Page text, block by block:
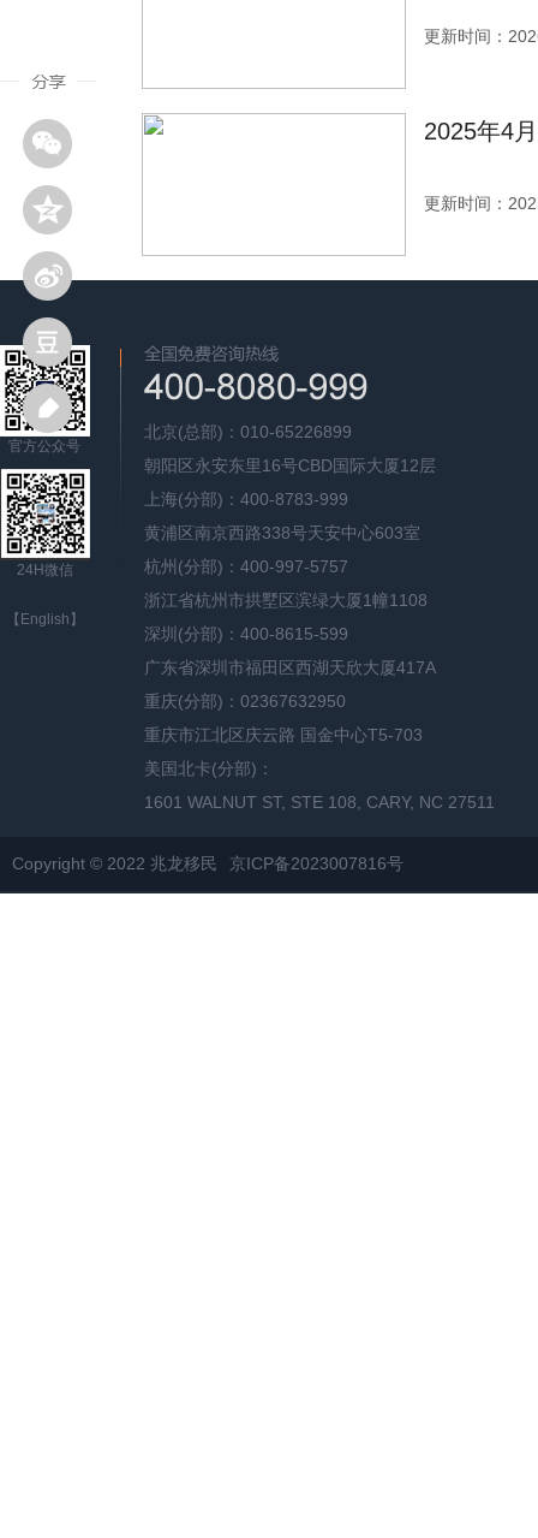
更新时间：
2025年4
更新时间：
官方公众号
24H微信
【English】
北京(总部)：010-65226899
朝阳区永安东里16号CBD国际大厦12层
上海(分部)：400-8783-999
黄浦区南京西路338号天安中心603室
杭州(分部)：400-997-5757
浙江省杭州市拱墅区滨绿大厦1幢1108
深圳(分部)：400-8615-599
广东省深圳市福田区西湖天欣大厦417A
重庆(分部)：02367632950
重庆市江北区庆云路 国金中心T5-703
美国北卡(分部)：
1601 WALNUT ST, STE 108, CARY, NC 27511
Copyright © 2022 兆龙移民 京ICP备2023007816号